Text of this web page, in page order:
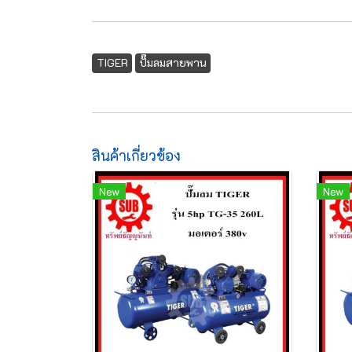
TIGER ปั๊มลมสายพาน
สินค้าเกี่ยวข้อง
New New